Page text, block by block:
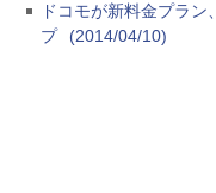
ドコモが新料金プラ
プ
(2014/04/10)